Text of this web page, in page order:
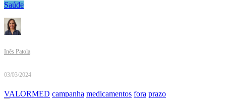
Saúde
Inês Patola
03/03/2024
VALORMED campanha medicamentos fora prazo